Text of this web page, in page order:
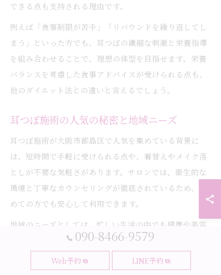
できる点も支持される理由です。
例えば「食事制限が苦手」「リバウンドを繰り返してし
まう」といった方でも、耳つぼの繊細な刺激と栄養指導
を組み合わせることで、理想の体型を目指せます。栄養
バランスを考慮した食事アドバイスが受けられる点も、
他のダイエット法との違いと言えるでしょう。
耳つぼ施術の人気の秘密と地域ニーズ
耳つぼ施術が大阪市都島区で人気を集めている背景に
は、短時間で手軽に受けられる点や、着替えやメイク落
としが不要な気軽さがあります。サロンでは、衛生的な
環境と丁寧なカウンセリングが徹底されているため、初
めての方でも安心して利用できます。
地域のニーズとしては、忙しい生活の中でも健康や美容
を維持したいという声が多く、耳つぼ施術はその要望に
マッチしています。耳のつぼを刺激することで食欲コン
トロールや代謝アップを目指せるため、無理なく健康的
090-8466-9579
Web予約 LINE予約